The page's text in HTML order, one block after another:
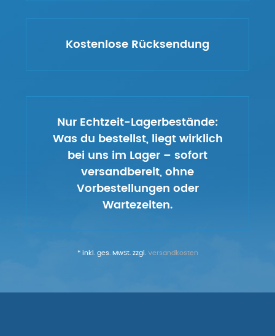
Kostenlose Rücksendung
Nur Echtzeit-Lagerbestände:
Was du bestellst, liegt wirklich
bei uns im Lager – sofort
versandbereit, ohne
Vorbestellungen oder
Wartezeiten.
* inkl. ges. MwSt. zzgl.Versandkosten